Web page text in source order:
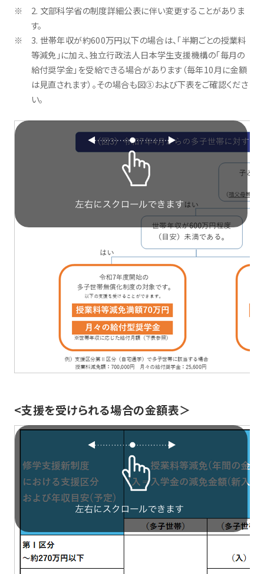
2. 文部科学省の制度詳細公表に伴い変更することがありま
す。
3. 世帯年収が約600万円以下の場合は、「半期ごとの授業料
等減免」に加え、独立行政法人日本学生支援機構の「毎月の
給付奨学金」を受給できる場合があります（毎年10月に金額
は見直されます）。その場合も図③および下表をご確認くださ
い。
<支援を受けられる場合の金額表＞